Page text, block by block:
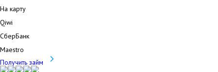
На карту
Qiwi
СберБанк
Maestro
Получить займ